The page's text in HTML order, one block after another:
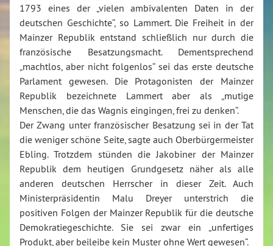
1793 eines der „vielen ambivalenten Daten in der
deutschen Geschichte“, so Lammert. Die Freiheit in der
Mainzer Republik entstand schließlich nur durch die
französische Besatzungsmacht. Dementsprechend
„machtlos, aber nicht folgenlos“ sei das erste deutsche
Parlament gewesen. Die Protagonisten der Mainzer
Republik bezeichnete Lammert aber als „mutige
Menschen, die das Wagnis eingingen, frei zu denken“.
Der Zwang unter französischer Besatzung sei in der Tat
die weniger schöne Seite, sagte auch Oberbürgermeister
Ebling. Trotzdem stünden die Jakobiner der Mainzer
Republik dem heutigen Grundgesetz näher als alle
anderen deutschen Herrscher in dieser Zeit. Auch
Ministerpräsidentin Malu Dreyer unterstrich die
positiven Folgen der Mainzer Republik für die deutsche
Demokratiegeschichte. Sie sei zwar ein „unfertiges
Produkt, aber beileibe kein Muster ohne Wert gewesen“.